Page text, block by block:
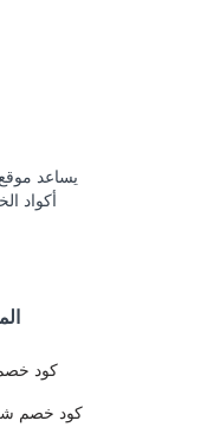
يساعد
أكواد
كود
كود خصم